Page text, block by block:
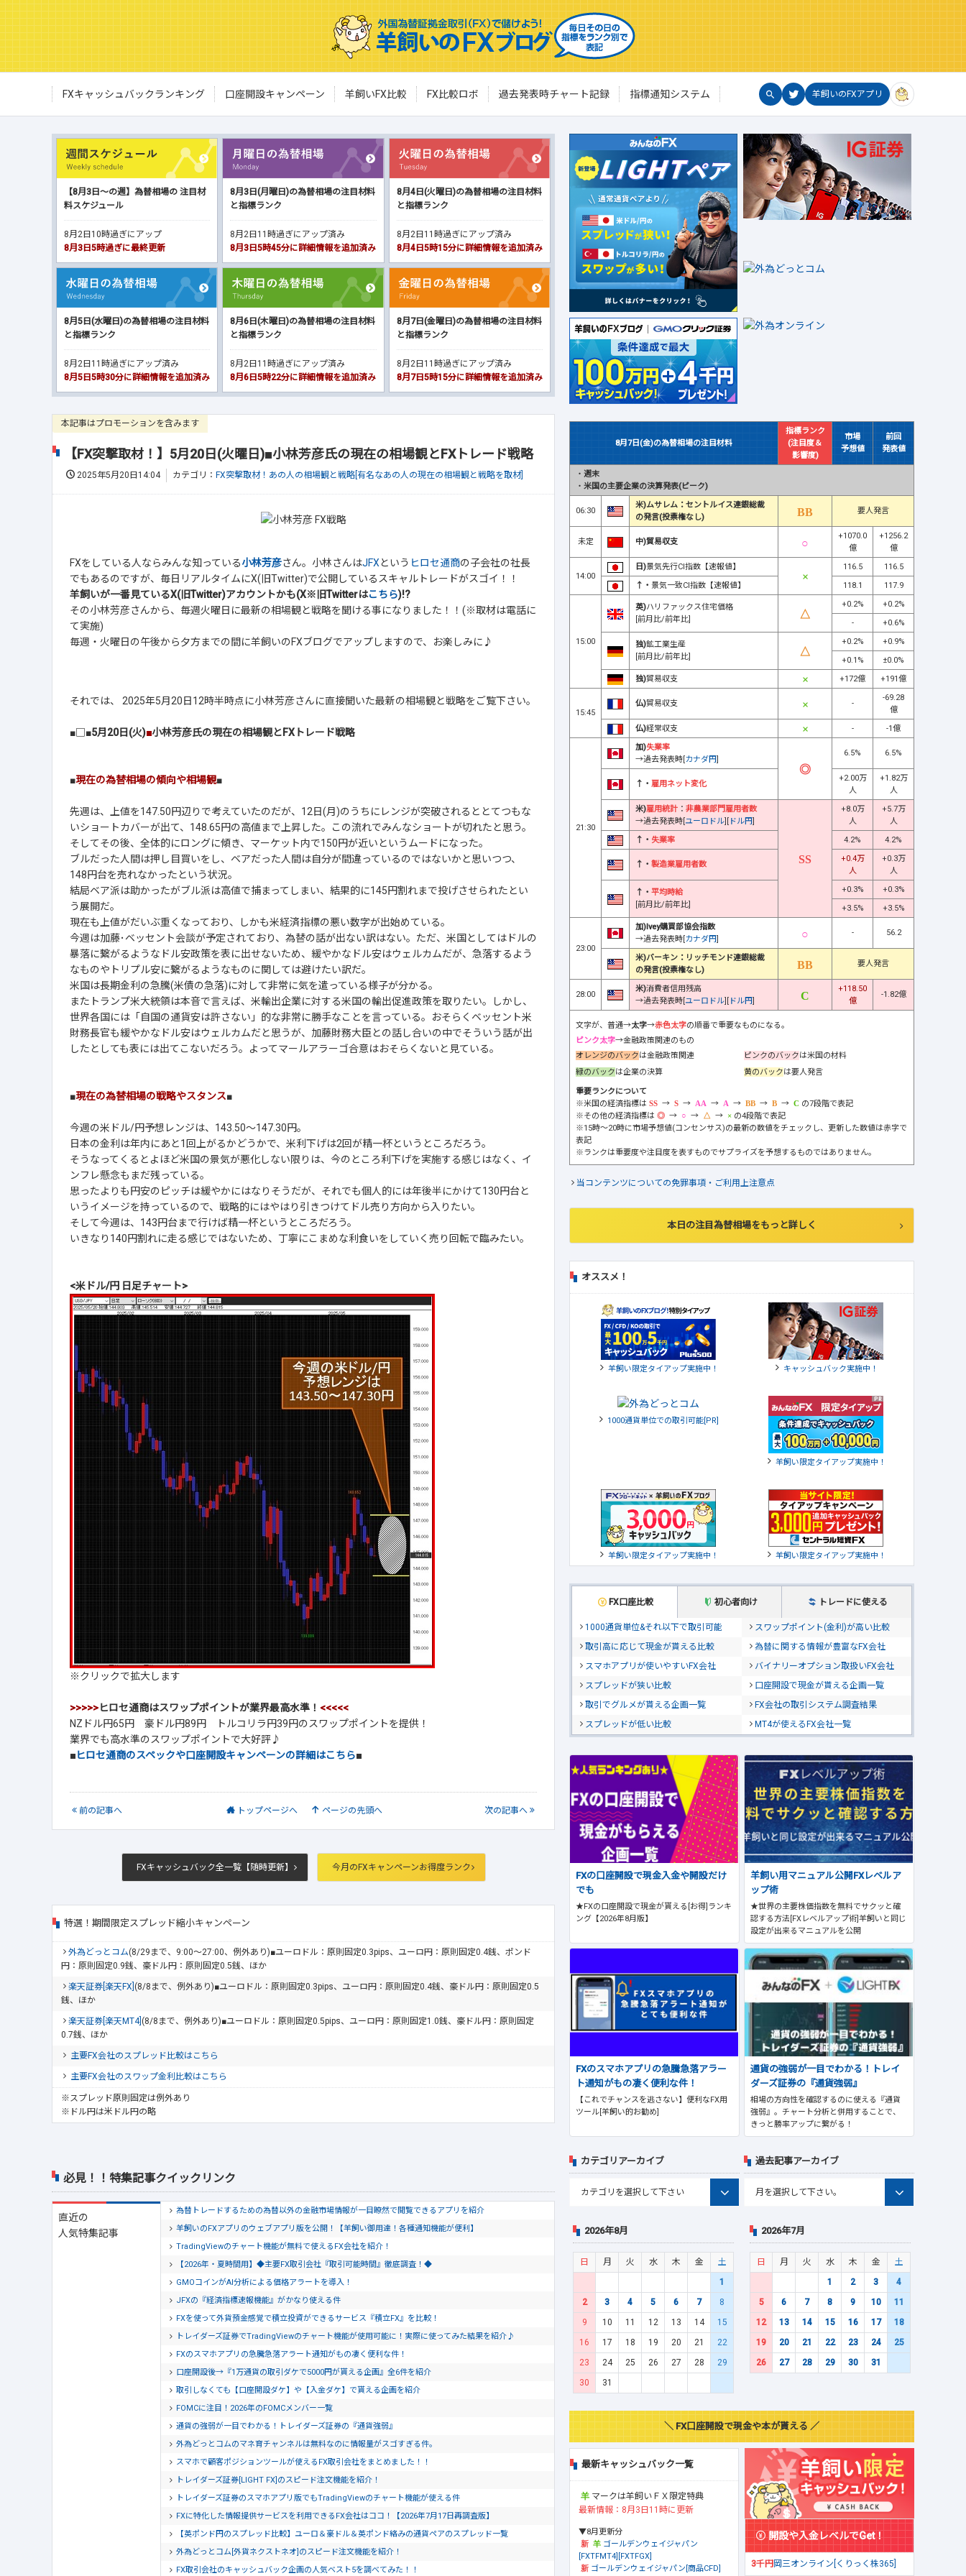
FXキャッシュバックランキング 口座開設キャンペーン 羊飼いFX比較 FX比較ロボ 過去発表時チャート記録 指標通知システム 羊飼いのFXアプリ
【8月3日～の週】為替相場の 注目材
料スケジュール
8月2日10時過ぎにアップ
8月3日5時過ぎに最終更新
8月3日(月曜日)の為替相場の注目材料
と指標ランク
8月2日11時過ぎにアップ済み
8月3日5時45分に詳細情報を追加済み
8月4日(火曜日)の為替相場の注目材料
と指標ランク
8月2日11時過ぎにアップ済み
8月4日5時15分に詳細情報を追加済み
8月5日(水曜日)の為替相場の注目材料
と指標ランク
8月2日11時過ぎにアップ済み
8月5日5時30分に詳細情報を追加済み
8月6日(木曜日)の為替相場の注目材料
と指標ランク
8月2日11時過ぎにアップ済み
8月6日5時22分に詳細情報を追加済み
8月7日(金曜日)の為替相場の注目材料
と指標ランク
8月2日11時過ぎにアップ済み
8月7日5時15分に詳細情報を追加済み
本記事はプロモーションを含みます
【FX突撃取材！】5月20日(火曜日)■小林芳彦氏の現在の相場観とFXトレード戦略
2025年5月20日14:04 カテゴリ： FX突撃取材！あの人の相場観と戦略[有名なあの人の現在の相場観と戦略を取材]
FXをしている人ならみんな知っている小林芳彦さん。小林さんはJFXという ヒロセ通商の子会社の社長
でもあるのですが、毎日リアルタイムにX(旧Twitter)で公開しているスキャルトレードがスゴイ！！
羊飼いが一番見ているX(旧Twitter)アカウントかも(X※旧Twitterはこちら)!?
その小林芳彦さんから、毎週火曜日に最新の相場観と戦略を聞ける事になりました！！(※取材は電話に
て実施)
毎週・火曜日の午後から夕方までの間に羊飼いのFXブログでアップしますので、お楽しみに♪
それでは、 2025年5月20日12時半時点に小林芳彦さんに直接聞いた最新の相場観と戦略をご覧下さい。
■□■5月20日(火)■小林芳彦氏の現在の相場観とFXトレード戦略
■現在の為替相場の傾向や相場観■
先週は、上値を147.50円辺りで考えていたのだが、12日(月)のうちにレンジが突破されるととてつもな
いショートカバーが出て、148.65円の高値まで上昇した。この流れでみんなショートが切れたと思う。
そしてその後、全体的にロングに傾き、マーケット内で150円が近いというムードになった。
ブルだった人間は押し目買いをし、ベアだった人間は自分が間違っているのではないかと思いつつ、
148円台を売れなかったという状況。
結局ベア派は助かったがブル派は高値で捕まってしまい、結果的に145円割れまで投げさせられたとい
う展開だ。
現在も上値がだいぶ重くなっており、しかも米経済指標の悪い数字が出始めている。
今週は加藤･ベッセント会談が予定されており、為替の話が出ない訳はない。ただ、米国としてはドルの
暴落に繋がるようなドル安政策を表に出せないため、緩やかなドル安はウェルカムだが、急落するよう
なものやトリプル安に繋がるようなものに関しては避けたい訳だ。
米国は長期金利の急騰(米債の急落)に対して非常に気を遣っている様子が分かる。
またトランプ米大統領は本音で言えば、米輸出企業に対する米国の輸出促進政策を取りたい。しかし、
世界各国には「自国の通貨安は許さない」的な非常に勝手なことを言っている。おそらくベッセント米
財務長官も緩やかなドル安はウェルカムだと思うが、加藤財務大臣との話し合いの中でそういう話が出
したとしても表には出てこないだろう。よってマールアラーゴ合意はおそらくないと見ている。
■現在の為替相場の戦略やスタンス■
今週の米ドル/円予想レンジは、143.50～147.30円。
日本の金利は年内にあと1回上がるかどうかで、米利下げは2回が精一杯というところだろう。
そうなってくるとよほど米国の景気が悪化しない限りは、今のところ利下げを実施する感じはなく、イ
ンフレ懸念もまだ残っている。
思ったよりも円安のピッチは緩やかにはなりそうだが、それでも個人的には年後半にかけて130円台と
いうイメージを持っているので、戦略的にはやはり引きつけてドル売り方向から入りたい。
そして今週は、143円台まで行けば精一杯というところだろう。
いきなり140円割れに走る感じではないため、丁寧にこまめな利食いをしていく売り回転で臨みたい。
<米ドル/円 日足チャート>
※クリックで拡大します
>>>>>ヒロセ通商はスワップポイントが業界最高水準！ <<<<<
NZドル円65円 豪ドル円89円 トルコリラ円39円のスワップポイントを提供！
業界でも高水準のスワップポイントで大好評♪
■ヒロセ通商のスペックや口座開設キャンペーンの詳細はこちら■
前の記事へ トップページへ ページの先頭へ 次の記事へ
FXキャッシュバック全一覧【随時更新】 今月のFXキャンペーンお得度ランク
特選！期間限定スプレッド縮小キャンペーン
外為どっとコム(8/29まで、9:00～27:00、例外あり)■ユーロドル：原則固定0.3pips、ユーロ円：原則固定0.4銭、ポンド
円：原則固定0.9銭、豪ドル円：原則固定0.5銭、ほか
楽天証券[楽天FX] (8/8まで、例外あり)■ユーロドル：原則固定0.3pips、ユーロ円：原則固定0.4銭、豪ドル円：原則固定0.5
銭、ほか
楽天証券[楽天MT4] (8/8まで、例外あり)■ユーロドル：原則固定0.5pips、ユーロ円：原則固定1.0銭、豪ドル円：原則固定
0.7銭、ほか
主要FX会社のスプレッド比較はこちら
主要FX会社のスワップ金利比較はこちら
※スプレッド原則固定は例外あり
※ドル円は米ドル円の略
必見！！特集記事クイックリンク
直近の
人気特集記事
為替トレードするための為替以外の金融市場情報が一目瞭然で閲覧できるアプリを紹介
羊飼いのFXアプリのウェブアプリ版を公開！【羊飼い御用達！各種通知機能が便利】
TradingViewのチャート機能が無料で使えるFX会社を紹介！
【2026年・夏時間用】◆主要FX取引会社『取引可能時間』徹底調査！◆
GMOコインがAI分析による価格アラートを導入！
JFXの『経済指標速報機能』がかなり使える件
FXを使って外貨預金感覚で積立投資ができるサービス『積立FX』を比較！
トレイダーズ証券でTradingViewのチャート機能が使用可能に！実際に使ってみた結果を紹介♪
FXのスマホアプリの急騰急落アラート通知がもの凄く便利な件！
口座開設後→『1万通貨の取引ダケで5000円が貰える企画』全6件を紹介
取引しなくても【口座開設ダケ】や【入金ダケ】で貰える企画を紹介
FOMCに注目！2026年のFOMCメンバー一覧
通貨の強弱が一目でわかる！トレイダーズ証券の『通貨強弱』
外為どっとコムのマネ育チャンネルは無料なのに情報量がスゴすぎる件。
スマホで顧客ポジションツールが使えるFX取引会社をまとめました！！
トレイダーズ証券[LIGHT FX]のスピード注文機能を紹介！
トレイダーズ証券のスマホアプリ版でもTradingViewのチャート機能が使える件
FXに特化した情報提供サービスを利用できるFX会社はココ！【2026年7月17日再調査版】
【英ポンド円のスプレッド比較】ユーロ＆豪ドル＆英ポンド絡みの通貨ペアのスプレッド一覧
外為どっとコム[外貨ネクストネオ]のスピード注文機能を紹介！
FX取引会社のキャッシュバック企画の人気ベスト5を調べてみた！！
8月7日(金)の為替相場の注目材料
指標ランク
(注目度＆
影響度)
市場
予想値
前回
発表値
・ 週末
・ 米国の主要企業の決算発表(ピーク)
06:30
米)ムサレム：セントルイス連銀総裁
の発言(投票権なし)
要人発言
未定 中)貿易収支
+1070.0
億
+1256.2
億
14:00
日)景気先行CI指数【速報値】 116.5
116.5
↑・ 景気一致CI指数【速報値】 118.1 117.9
15:00
英)ハリファックス住宅価格
[前月比/前年比]
+0.2%
+0.2%
-
+0.6%
独)鉱工業生産
[前月比/前年比]
+0.2%
+0.9%
+0.1%
±0.0%
独)貿易収支 +172億 +191億
15:45
仏)貿易収支 -
-69.28
億
仏)経常収支 - -1億
21:30
加)失業率
→過去発表時[カナダ円]
6.5% 6.5%
↑・ 雇用ネット変化
+2.00万
人
+1.82万
人
米)雇用統計 ： 非農業部門雇用者数
→過去発表時[ユーロドル][ ドル円]
+8.0万
人
+5.7万
人
↑・ 失業率 4.2% 4.2%
↑・ 製造業雇用者数
+0.4万
人
+0.3万
人
↑・ 平均時給
[前月比/前年比]
+0.3%
+0.3%
+3.5%
+3.5%
23:00
加)Ivey購買部協会指数
→過去発表時[カナダ円]
- 56.2
米)バーキン：リッチモンド連銀総裁
の発言(投票権なし)
要人発言
28:00
米)消費者信用残高
→過去発表時[ユーロドル][ ドル円]
+118.50
億
-1.82億
文字が、普通→太字→赤色太字の順番で重要なものになる。
ピンク太字→金融政策関連のもの
オレンジのバックは金融政策関連 ピンクのバックは米国の材料
緑のバックは企業の決算 黄のバックは要人発言
重要ランクについて
※米国の経済指標は
→ → → → → →
の7段階で表記
※その他の経済指標は
→ → →
の4段階で表記
※15時～20時に市場予想値(コンセンサス)の最新の数値をチェックし、更新した数値は赤字で
表記
※ランクは重要度や注目度を表すものでサプライズを予想するものではありません。
当コンテンツについての免罪事項・ご利用上注意点
本日の注目為替相場をもっと詳しく
オススメ！
羊飼い限定タイアップ実施中！ キャッシュバック実施中！
1000通貨単位での取引可能[PR]
羊飼い限定タイアップ実施中！
羊飼い限定タイアップ実施中！ 羊飼い限定タイアップ実施中！
FX口座比較 初心者向け トレードに使える
1000通貨単位&それ以下で取引可能
スワップポイント(金利)が高い比較
取引高に応じて現金が貰える比較
為替に関する情報が豊富なFX会社
スマホアプリが使いやすいFX会社
バイナリーオプション取扱いFX会社
スプレッドが狭い比較
口座開設で現金が貰える企画一覧
取引でグルメが貰える企画一覧
FX会社の取引システム調査結果
スプレッドが低い比較
MT4が使えるFX会社一覧
FXの口座開設で現金入金や開設だけ
でも
★FXの口座開設で現金が貰える[お得]ランキ
ング【2026年8月版】
羊飼い用マニュアル公開FXレベルア
ップ術
★世界の主要株価指数を無料でサクッと確
認する方法[FXレベルアップ術]羊飼いと同じ
設定が出来るマニュアルを公開
FXのスマホアプリの急騰急落アラー
ト通知がもの凄く便利な件！
【これでチャンスを逃さない】便利なFX用
ツール[羊飼い的お勧め]
通貨の強弱が一目でわかる！トレイ
ダーズ証券の『通貨強弱』
相場の方向性を確認するのに使える『通貨
強弱』。チャート分析と併用することで、
きっと勝率アップに繋がる！
カテゴリアーカイブ 過去記事アーカイブ
2026年8月
日 月 火 水 木 金
土
1
2
3 4 5 6 7
8
9
10 11 12 13 14
15
16
17 18 19 20 21
22
23
24 25 26 27 28
29
30
31
2026年7月
日 月 火 水 木 金
土
1
2 3
4
5
6 7 8 9 10
11
12
13 14 15 16 17
18
19
20 21 22 23 24
25
26
27 28 29 30 31
＼ FX口座開設で現金や本が貰える ／
最新キャッシュバック一覧
マークは羊飼いＦＸ限定特典
最新情報：8月3日11時に更新
▼8月更新分
ゴールデンウェイジャパン
[FXTFMT4][FXTFGX]
ゴールデンウェイジャパン[商品CFD]
開設や入金レベルでGet！
3千円岡三オンライン[くりっく株365]